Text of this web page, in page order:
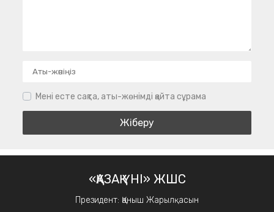
Мені есте сақта, аты-жөнімді қайта сұрама
«ҚАЗАҚ ҮНІ» ЖШС
Президент: Қаныш Жарылқасын